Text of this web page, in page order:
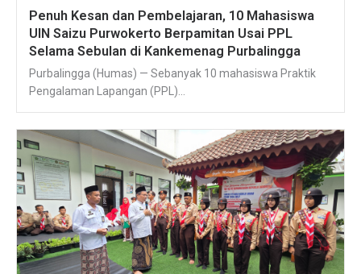
Penuh Kesan dan Pembelajaran, 10 Mahasiswa
UIN Saizu Purwokerto Berpamitan Usai PPL
Selama Sebulan di Kankemenag Purbalingga
Purbalingga (Humas) — Sebanyak 10 mahasiswa Praktik
Pengalaman Lapangan (PPL)...